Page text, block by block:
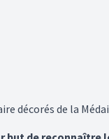
décorés de la